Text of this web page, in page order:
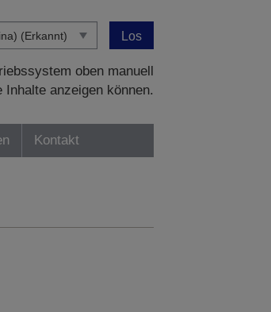
Los
oben manuell
anzeigen können.
Kontakt